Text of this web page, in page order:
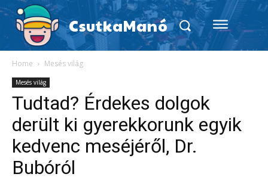
CsutkaManó
Home Mesés világ
Mesés világ
Tudtad? Érdekes dolgok
derült ki gyerekkorunk egyik
kedvenc meséjéről, Dr.
Bubóról